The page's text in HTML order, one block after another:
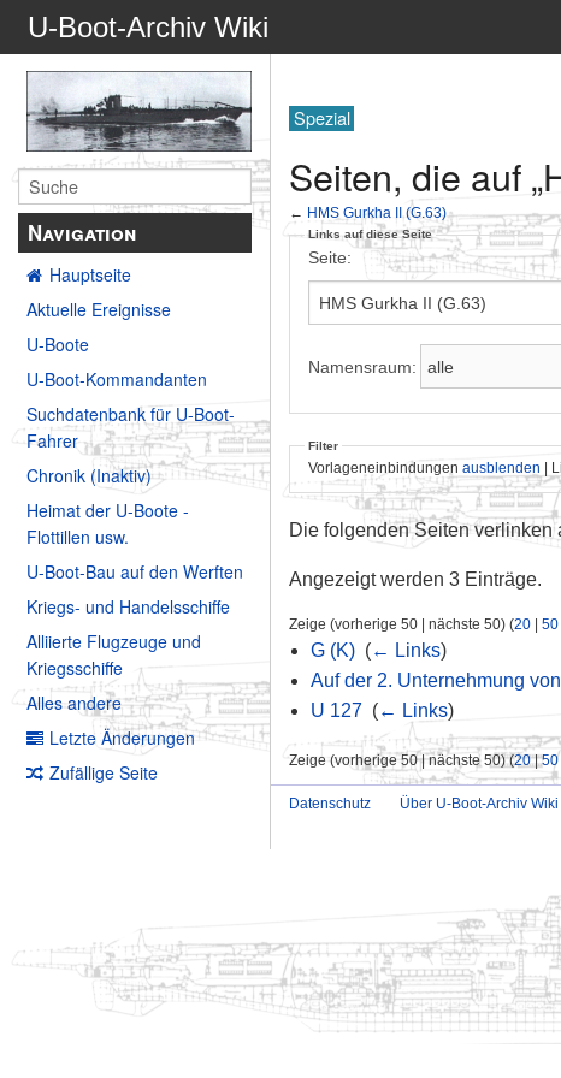
U-Boot-Archiv Wiki
Navigation
Hauptseite
Aktuelle Ereignisse
U-Boote
U-Boot-Kommandanten
Suchdatenbank für U-Boot-
Fahrer
Chronik (Inaktiv)
Heimat der U-Boote -
Flottillen usw.
U-Boot-Bau auf den Werften
Kriegs- und Handelsschiffe
Alliierte Flugzeuge und
Kriegsschiffe
Alles andere
Letzte Änderungen
Zufällige Seite
Spezial
Seiten, die auf
← HMS Gurkha II (G.63)
Links auf diese Seite
Seite:
Namensraum:
Filter
Vorlageneinbindungen ausblenden |
Die folgenden Seiten verlinken
Angezeigt werden 3 Einträge.
Zeige (vorherige 50 | nächste 50) (20 |50
G (K)‎ (← Links)
Auf der 2. Unternehmung
U 127‎ (← Links)
Zeige (vorherige 50 | nächste 50) (20|50
Datenschutz Über U-Boot-Archiv Wiki